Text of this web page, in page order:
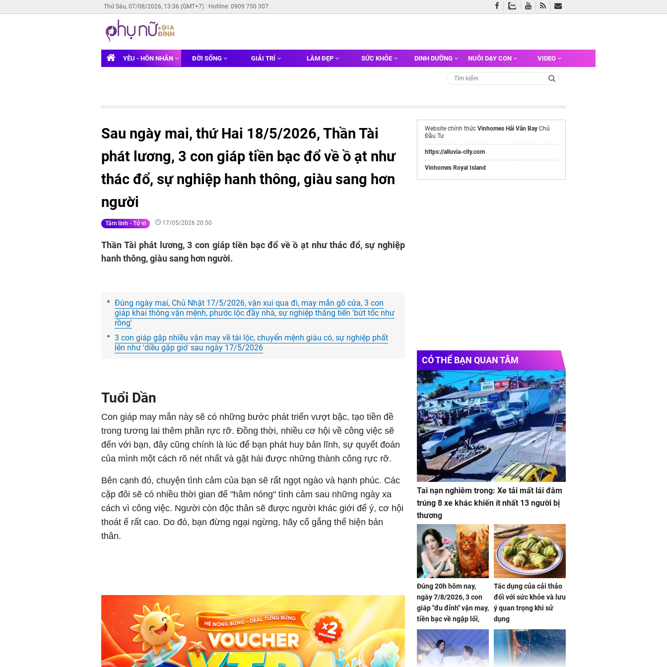
Thứ Sáu, 07/08/2026, 13:36 (GMT+7) Hotline: 0909 750 307
YÊU - HÔN NHÂN ĐỜI SỐNG GIẢI TRÍ LÀM ĐẸP SỨC KHỎE DINH DƯỠNG NUÔI DẠY CON VIDEO
Sau ngày mai, thứ Hai 18/5/2026, Thần Tài
phát lương, 3 con giáp tiền bạc đổ về ồ ạt như
thác đổ, sự nghiệp hanh thông, giàu sang hơn
người
Tâm linh - Tử vi 17/05/2026 20:50
Thần Tài phát lương, 3 con giáp tiền bạc đổ về ồ ạt như thác đổ, sự nghiệp
hanh thông, giàu sang hơn người.
Đúng ngày mai, Chủ Nhật 17/5/2026, vận xui qua đi, may mắn gõ cửa, 3 con
giáp khai thông vận mệnh, phước lộc đầy nhà, sự nghiệp thăng tiến 'bứt tốc như
rồng'
3 con giáp gặp nhiều vận may về tài lộc, chuyển mệnh giàu có, sự nghiệp phất
lên như 'diều gặp gió' sau ngày 17/5/2026
Tuổi Dần
Con giáp may mắn này sẽ có những bước phát triển vượt bậc, tạo tiền đề
trong tương lai thêm phần rực rỡ. Đồng thời, nhiều cơ hội về công việc sẽ
đến với bạn, đây cũng chính là lúc để bạn phát huy bản lĩnh, sự quyết đoán
của mình một cách rõ nét nhất và gặt hái được những thành công rực rỡ.
Bên cạnh đó, chuyện tình cảm của bạn sẽ rất ngọt ngào và hạnh phúc. Các
cặp đôi sẽ có nhiều thời gian để "hâm nóng" tình cảm sau những ngày xa
cách vì công việc. Người còn độc thân sẽ được người khác giới để ý, cơ hội
thoát ế rất cao. Do đó, bạn đừng ngại ngừng, hãy cố gắng thể hiện bản
thân.
Website chính thức Vinhomes Hải Vân Bay Chủ
Đầu Tư
https://alluvia-city.com
Vinhomes Royal Island
CÓ THỂ BẠN QUAN TÂM
Tai nạn nghiêm trong: Xe tải mất lái đâm
trúng 8 xe khác khiến ít nhất 13 người bị
thương
Đúng 20h hôm nay,
ngày 7/8/2026, 3 con
giáp "đu đỉnh" vận may,
tiền bạc về ngập lối,
đón lộc ấm no, tình
tiền viên mãn
Tác dụng của cải thảo
đối với sức khỏe và lưu
ý quan trọng khi sử
dụng